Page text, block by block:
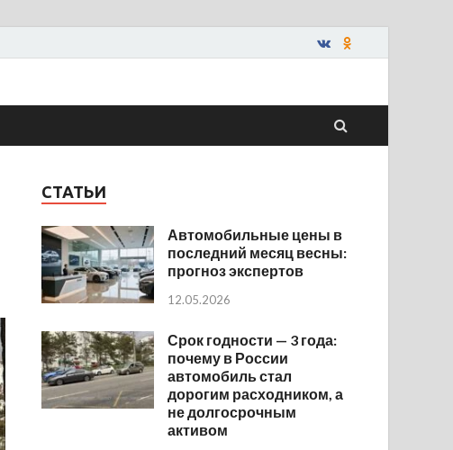
СТАТЬИ
Автомобильные цены в
последний месяц весны:
прогноз экспертов
12.05.2026
Срок годности — 3 года:
почему в России
автомобиль стал
дорогим расходником, а
не долгосрочным
активом